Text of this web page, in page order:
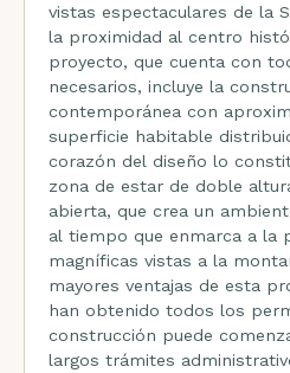
vistas espectaculares de la
la proximidad al centro
proyecto, que cuenta con
necesarios, incluye la
contemporánea con
superficie habitable
corazón del diseño lo
zona de estar de doble
abierta, que crea un
al tiempo que enmarca a la
magníficas vistas a la montaña. Una
mayores ventajas de esta
han obtenido todos los
construcción puede
largos trámites